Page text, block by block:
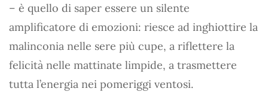
– è quello di saper essere un silente
amplificatore di emozioni: riesce ad inghiottire la
malinconia nelle sere più cupe, a riflettere la
felicità nelle mattinate limpide, a trasmettere
tutta l’energia nei pomeriggi ventosi.